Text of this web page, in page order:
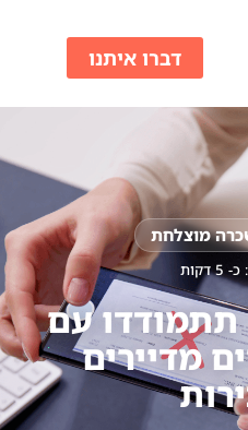
דברו איתנו
מוצלחת
כ- 5 דקות
תתמודדו עם
מדיירים